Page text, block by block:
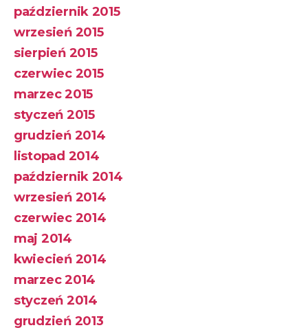
październik 2015
wrzesień 2015
sierpień 2015
czerwiec 2015
marzec 2015
styczeń 2015
grudzień 2014
listopad 2014
październik 2014
wrzesień 2014
czerwiec 2014
maj 2014
kwiecień 2014
marzec 2014
styczeń 2014
grudzień 2013